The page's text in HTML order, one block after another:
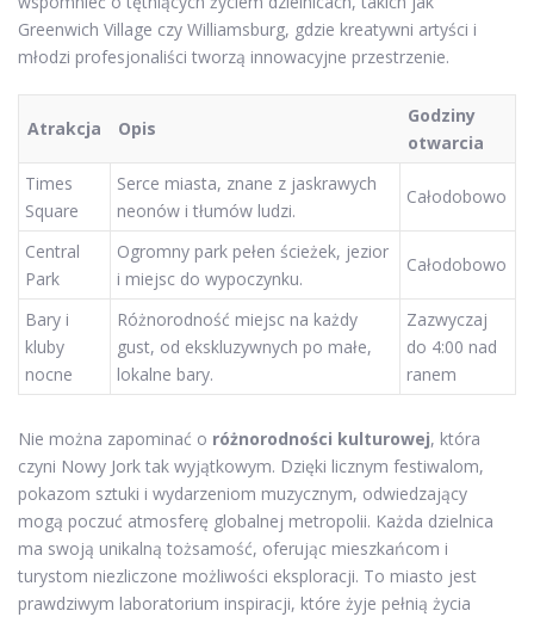
Greenwich Village czy Williamsburg, gdzie kreatywni artyści i
młodzi profesjonaliści tworzą innowacyjne przestrzenie.
Atrakcja Opis
Godziny
otwarcia
Times
Square
Serce miasta, znane z jaskrawych
neonów i tłumów ludzi.
Całodobowo
Central
Park
Ogromny park pełen ścieżek, jezior
i miejsc do wypoczynku.
Całodobowo
Bary i
kluby
nocne
Różnorodność miejsc na każdy
gust, od ekskluzywnych po małe,
lokalne bary.
Zazwyczaj
do 4:00 nad
ranem
Nie można zapominać o różnorodności kulturowej, która
czyni Nowy Jork tak wyjątkowym. Dzięki licznym festiwalom,
pokazom sztuki i wydarzeniom muzycznym, odwiedzający
mogą poczuć atmosferę globalnej metropolii. Każda dzielnica
ma swoją unikalną tożsamość, oferując mieszkańcom i
turystom niezliczone możliwości eksploracji. To miasto jest
prawdziwym laboratorium inspiracji, które żyje pełnią życia